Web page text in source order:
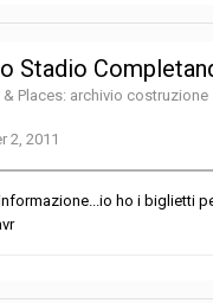
Stadio
Places: archivio costruzione
2, 2011
ho i biglietti